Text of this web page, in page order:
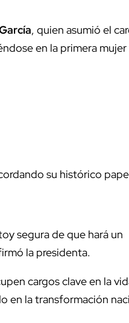
, quien asumió el
en la primera mujer
su histórico
segura de que hará un
la presidenta.
cargos clave en la
en la transformación